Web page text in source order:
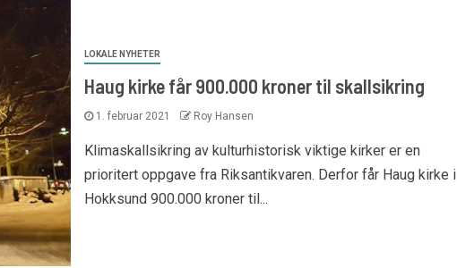
LOKALE NYHETER
Haug kirke får 900.000 kroner til skallsikring
1. februar 2021 Roy Hansen
Klimaskallsikring av kulturhistorisk viktige kirker er en
prioritert oppgave fra Riksantikvaren. Derfor får Haug kirke i
Hokksund 900.000 kroner til...